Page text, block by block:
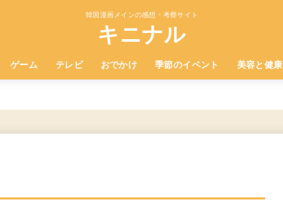
韓国漫画メインの感想・考察サイト
キニナル
ゲーム テレビ おでかけ 季節のイベント 美容と健康